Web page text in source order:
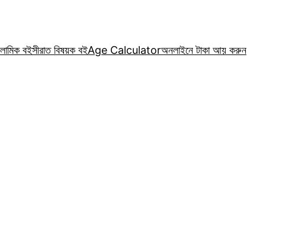
বইসীরাত বিষয়ক বইAge Calculatorঅনলাইনে টাকা আয় করুন